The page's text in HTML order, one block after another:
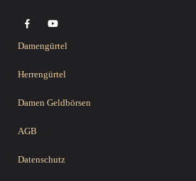
Damengürtel
Herrengürtel
Damen Geldbörsen
AGB
Datenschutz